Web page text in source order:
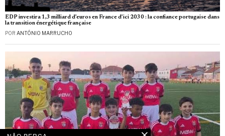
EDP investira 1,3 milliard d’euros en France d’ici 2030 : la confiance portugaise dans
la transition énergétique française
POR ANTÓNIO MARRUCHO